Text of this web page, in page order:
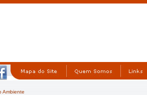
Ambiente